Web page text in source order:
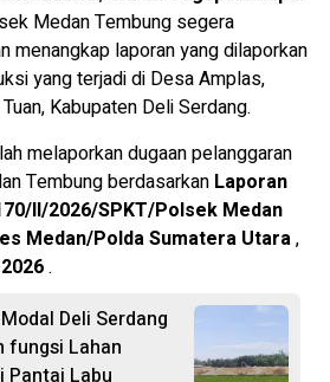
Medan Tembung segera
menangkap laporan yang dilaporkan
yang terjadi di Desa Amplas,
Kabupaten Deli Serdang.
melaporkan dugaan pelanggaran
Tembung berdasarkan Laporan
II/2026/SPKT/Polsek Medan
Medan/Polda Sumatera Utara,
.
Deli Serdang
fungsi Lahan